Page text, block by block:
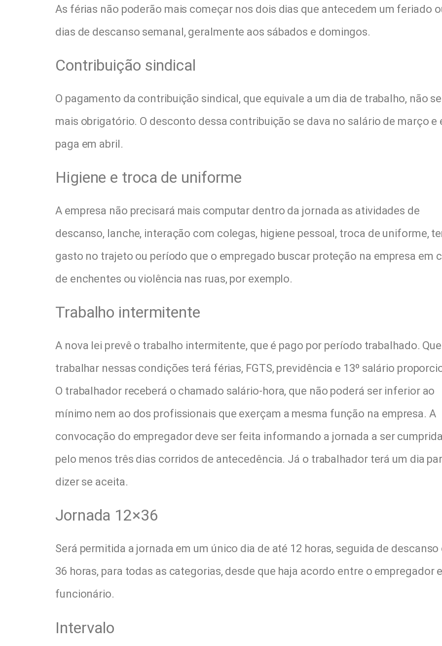
As férias não poderão mais começar nos dois dias que antecedem um feriado
dias de descanso semanal, geralmente aos sábados e domingos.
Contribuição sindical
O pagamento da contribuição sindical, que equivale a um dia de trabalho, não
mais obrigatório. O desconto dessa contribuição se dava no salário de março e
paga em abril.
Higiene e troca de uniforme
A empresa não precisará mais computar dentro da jornada as atividades de
descanso, lanche, interação com colegas, higiene pessoal, troca de uniforme,
gasto no trajeto ou período que o empregado buscar proteção na empresa em
de enchentes ou violência nas ruas, por exemplo.
Trabalho intermitente
A nova lei prevê o trabalho intermitente, que é pago por período trabalhado.
trabalhar nessas condições terá férias, FGTS, previdência e 13º salário
O trabalhador receberá o chamado salário-hora, que não poderá ser inferior ao
mínimo nem ao dos profissionais que exerçam a mesma função na empresa. A
convocação do empregador deve ser feita informando a jornada a ser
pelo menos três dias corridos de antecedência. Já o trabalhador terá um dia
dizer se aceita.
Jornada 12×36
Será permitida a jornada em um único dia de até 12 horas, seguida de descanso
36 horas, para todas as categorias, desde que haja acordo entre o empregador
funcionário.
Intervalo